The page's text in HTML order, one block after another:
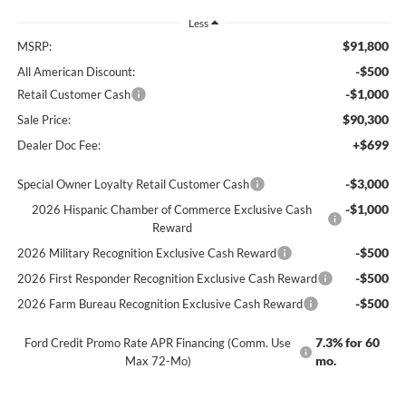
Less
MSRP: $91,800
All American Discount: -$500
Retail Customer Cash -$1,000
Sale Price: $90,300
Dealer Doc Fee: +$699
Special Owner Loyalty Retail Customer Cash -$3,000
2026 Hispanic Chamber of Commerce Exclusive Cash
Reward
-$1,000
2026 Military Recognition Exclusive Cash Reward -$500
2026 First Responder Recognition Exclusive Cash Reward -$500
2026 Farm Bureau Recognition Exclusive Cash Reward -$500
Ford Credit Promo Rate APR Financing (Comm. Use
Max 72-Mo)
7.3% for 60
mo.